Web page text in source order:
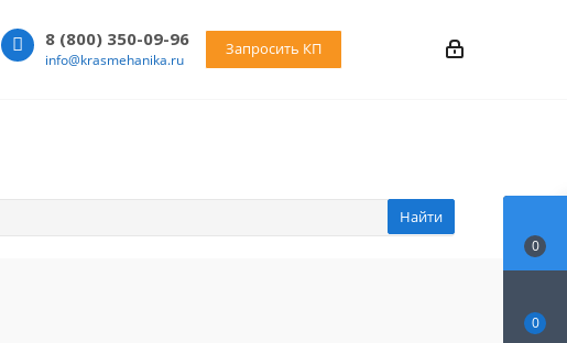
8 (800) 350-09-96
info@krasmehanika.ru
Запросить КП
Найти
0
0